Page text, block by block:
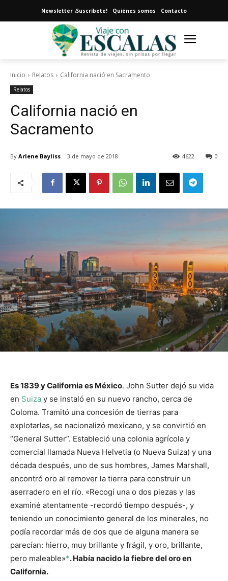
Newsletter ¡Suscríbete! Quiénes somos Contacto
Inicio Relatos California nació en Sacramento
Relatos
California nació en
Sacramento
By Arlene Bayliss 3 de mayo de 2018 0
4622
Es 1839 y California es México. John Sutter dejó su vida
en Suiza y se instaló en su nuevo rancho, cerca de
Coloma. Tramitó una concesión de tierras para
explotarlas, se nacionalizó mexicano, y se convirtió en
“General Sutter”. Estableció una colonia agrícola y
comercial llamada Nueva Helvetia (o Nueva Suiza) y una
década después, uno de sus hombres, James Marshall,
encontró oro al remover la tierra para construir un
aserradero en el río. «Recogí una o dos piezas y las
examiné atentamente -recordó tiempo después-, y
teniendo un conocimiento general de los minerales, no
podía recordar más de dos que de alguna manera se
parecían: hierro, muy brillante y frágil, y oro, brillante,
pero maleable»*. Había nacido la fiebre del oro en
California.